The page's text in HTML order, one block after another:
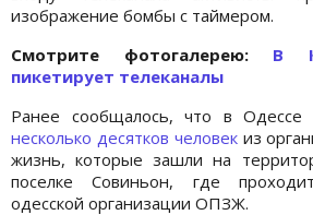
изображение бомбы с таймером.
Cмотрите фотогалерею: В
пикетирует телеканалы
Ранее сообщалось, что в Одессе
несколько десятков человекиз
жизнь, которые зашли на
поселке Совиньон, где
одесской организации ОПЗЖ.